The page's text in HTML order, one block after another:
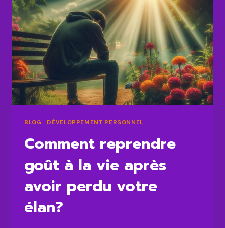
BLOG | DÉVELOPPEMENT PERSONNEL
Comment reprendre
goût à la vie après
avoir perdu votre
élan?